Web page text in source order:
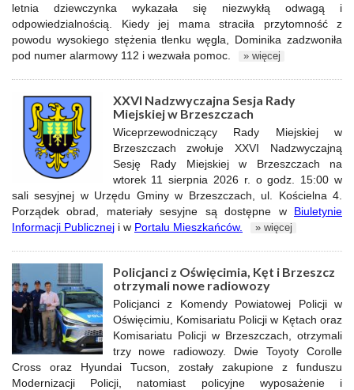
letnia dziewczynka wykazała się niezwykłą odwagą i
odpowiedzialnością. Kiedy jej mama straciła przytomność z
powodu wysokiego stężenia tlenku węgla, Dominika zadzwoniła
pod numer alarmowy 112 i wezwała pomoc.
» więcej
XXVI Nadzwyczajna Sesja Rady
Miejskiej w Brzeszczach
Wiceprzewodniczący Rady Miejskiej w
Brzeszczach zwołuje XXVI Nadzwyczajną
Sesję Rady Miejskiej w Brzeszczach na
wtorek 11 sierpnia 2026 r. o godz. 15:00 w
sali sesyjnej w Urzędu Gminy w Brzeszczach, ul. Kościelna 4.
Porządek obrad, materiały sesyjne są dostępne w Biuletynie
Informacji Publicznej i w Portalu Mieszkańców. » więcej
Policjanci z Oświęcimia, Kęt i Brzeszcz
otrzymali nowe radiowozy
Policjanci z Komendy Powiatowej Policji w
Oświęcimiu, Komisariatu Policji w Kętach oraz
Komisariatu Policji w Brzeszczach, otrzymali
trzy nowe radiowozy. Dwie Toyoty Corolle
Cross oraz Hyundai Tucson, zostały zakupione z funduszu
Modernizacji Policji, natomiast policyjne wyposażenie i